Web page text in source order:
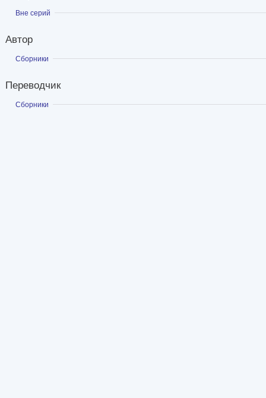
Показать
Вне серий
Автор
Показать
Сборники
Переводчик
Показать
Сборники